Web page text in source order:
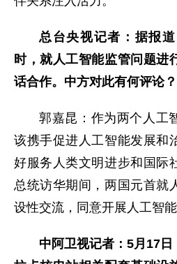
总台央视记者：据报
时，就人工智能监管问题进
话合作。中方对此有何评论？
郭嘉昆：作为两个人工
该携手促进人工智能发展和
好服务人类文明进步和国际
总统访华期间，两国元首就
设性交流，同意开展人工智能
中阿卫视记者：5月17